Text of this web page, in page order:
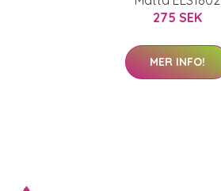
275 SEK
MER INFO!